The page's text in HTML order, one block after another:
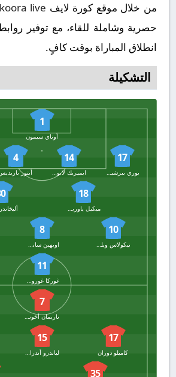
من خلال موقع كورة لايف koora live
حصرية وشاملة للقاء، مع توفير
انطلاق المباراة بوقت كافٍ.
التشكيلة
1
أوناي سيمون
17
يوري بيرشيش
14
ايميريك لابورت
4
أيتور
18
ميكيل ياوريجيزار
10
نيكولاس ويليامز
8
اويهين سانسيت
11
غوركا غوروزيتا
7
ناريمان أخوندزاد
17
كاميلو دوران
15
لياندرو أندرادي
35